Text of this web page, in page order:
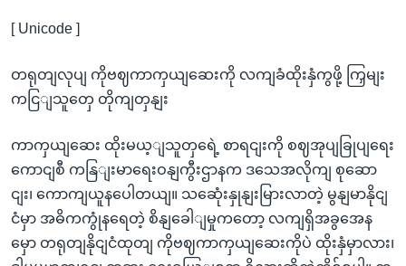
[ Unicode ]
တရုတျလုပျ ကိုဗဈကာကှယျဆေးကို လကျခံထိုးနှံကွဖို့ ကြှမျး
ကငြျသူတှေ တိုကျတှနျး
ကာကှယျဆေး ထိုးမယ့ျသူတှရေဲ့ စာရငျးကို စဈအုပျခြုပျရေး
ကောငျစီ ကနြျးမာရေးဝနျကွီးဌာနက ဒသေအလိုကျ စုဆော
ငျး၊ ကောကျယူနပေါတယျ။ သဆေုံးနှုနျးမြားလာတဲ့ မွနျမာနိုငျ
ငံမှာ အဓိကကွုံနရေတဲ့ စိနျခေါျမှုကတော့ လကျရှိအခွအေန
မှော တရုတျနိုငျငံထုတျ ကိုဗဈကာကှယျဆေးကိုပဲ ထိုးနှံမှာလား၊